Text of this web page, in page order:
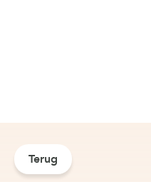
Terug